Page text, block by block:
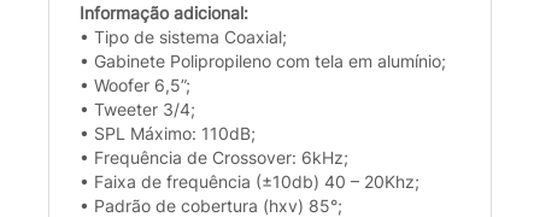
Informação adicional:
• Tipo de sistema Coaxial;
• Gabinete Polipropileno com tela em alumínio;
• Woofer 6,5”;
• Tweeter 3/4;
• SPL Máximo: 110dB;
• Frequência de Crossover: 6kHz;
• Faixa de frequência (±10db) 40 – 20Khz;
• Padrão de cobertura (hxv) 85°;